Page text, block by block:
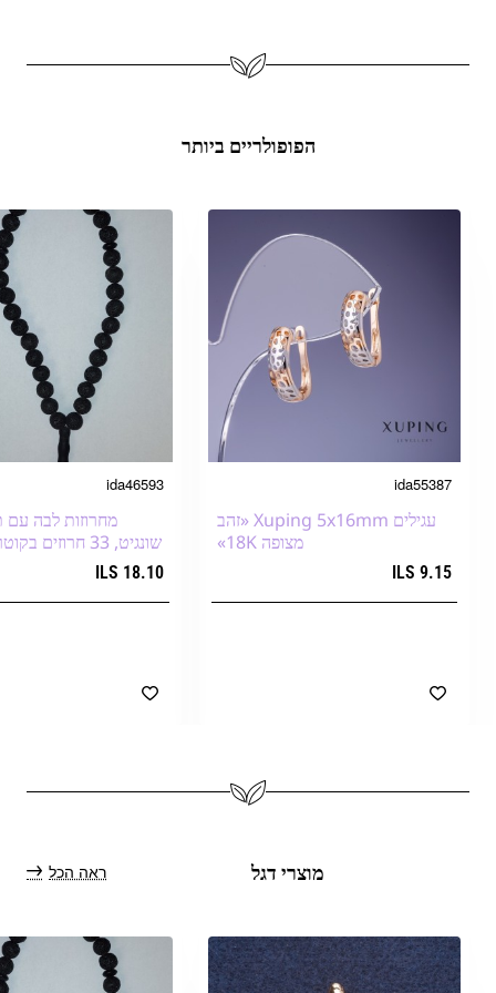
הפופולריים ביותר
ida55387
עגילים Xuping 5x16mm «זהב
מצופה 18K»
9.15 ILS
ida46593
מחרוזות לבה עם
שונגיט, 33 חרוזים בקוטר 12 מ״מ+
18.10 ILS
מוצרי דגל ראה הכל